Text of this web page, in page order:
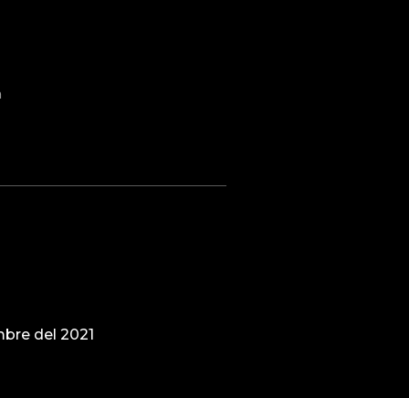
del 2021